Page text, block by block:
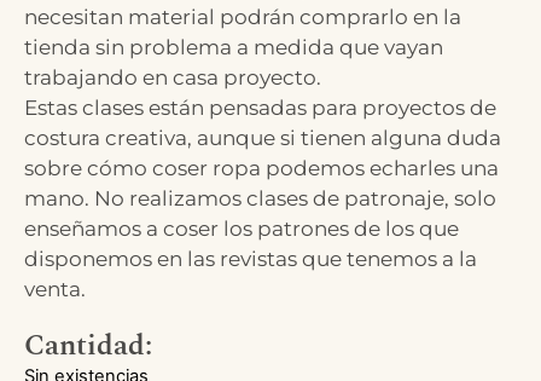
necesitan material podrán comprarlo en la
tienda sin problema a medida que vayan
trabajando en casa proyecto.
Estas clases están pensadas para proyectos de
costura creativa, aunque si tienen alguna duda
sobre cómo coser ropa podemos echarles una
mano. No realizamos clases de patronaje, solo
enseñamos a coser los patrones de los que
disponemos en las revistas que tenemos a la
venta.
Cantidad:
Sin existencias